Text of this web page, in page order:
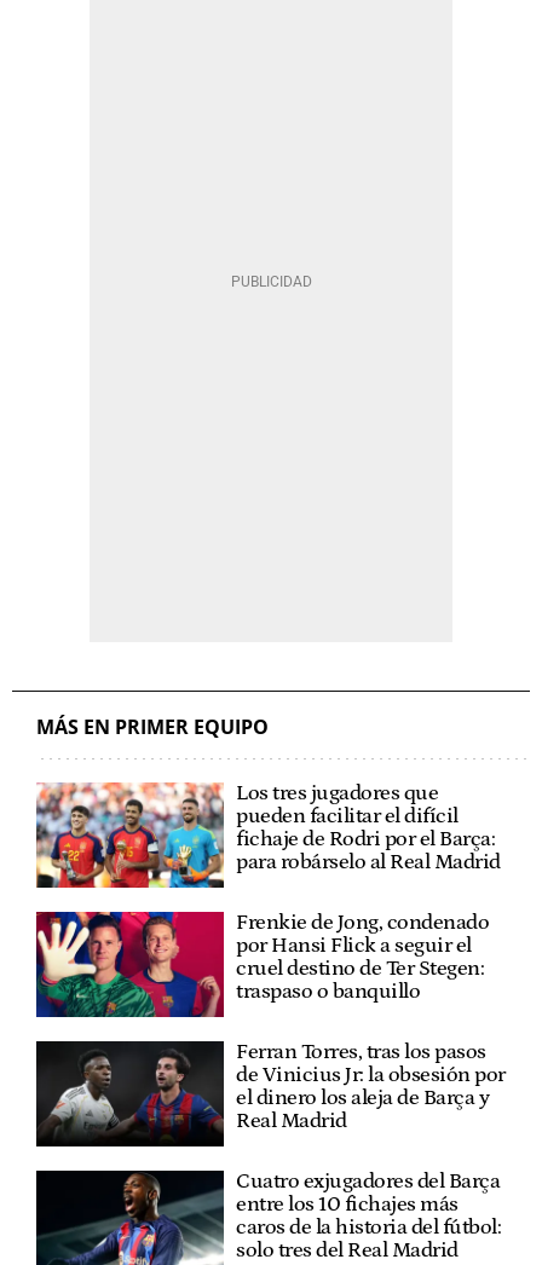
MÁS EN PRIMER EQUIPO
Los tres jugadores que
pueden facilitar el difícil
fichaje de Rodri por el Barça:
para robárselo al Real Madrid
Frenkie de Jong, condenado
por Hansi Flick a seguir el
cruel destino de Ter Stegen:
traspaso o banquillo
Ferran Torres, tras los pasos
de Vinicius Jr: la obsesión por
el dinero los aleja de Barça y
Real Madrid
Cuatro exjugadores del Barça
entre los 10 fichajes más
caros de la historia del fútbol:
solo tres del Real Madrid